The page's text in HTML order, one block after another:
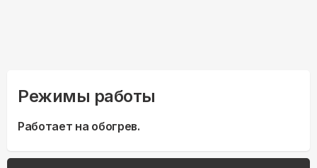
Режимы работы
Работает на обогрев.